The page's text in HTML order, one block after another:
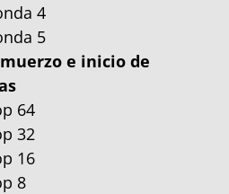
4
5
e inicio de
64
32
16
8